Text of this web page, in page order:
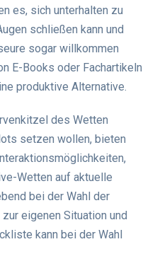
es, sich unterhalten zu
schließen kann und
sogar willkommen
E-Books oder Fachartikeln
produktive Alternative.
des Wetten
setzen wollen, bieten
Wetten auf aktuelle
bei der Wahl der
eigenen Situation und
kann bei der Wahl